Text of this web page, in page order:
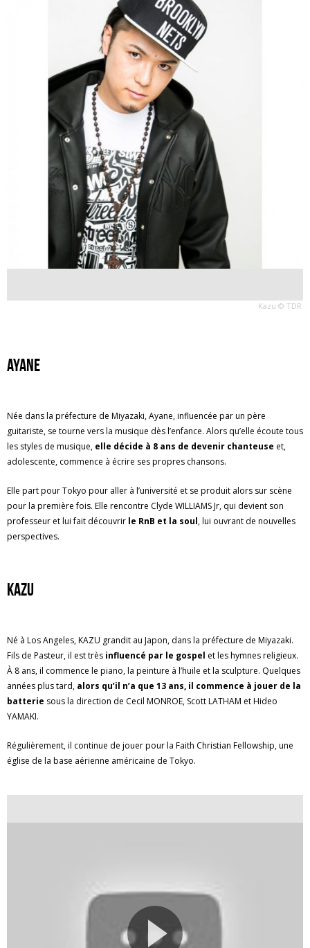
Kazu © TDR
Ayane
Née dans la préfecture de Miyazaki, Ayane, influencée par un père
guitariste, se tourne vers la musique dès l’enfance. Alors qu’elle écoute tous
les styles de musique, elle décide à 8 ans de devenir chanteuse et,
adolescente, commence à écrire ses propres chansons.
Elle part pour Tokyo pour aller à l’université et se produit alors sur scène
pour la première fois. Elle rencontre Clyde WILLIAMS Jr, qui devient son
professeur et lui fait découvrir le RnB et la soul, lui ouvrant de nouvelles
perspectives.
KAZU
Né à Los Angeles, KAZU grandit au Japon, dans la préfecture de Miyazaki.
Fils de Pasteur, il est très influencé par le gospel et les hymnes religieux.
À 8 ans, il commence le piano, la peinture à l’huile et la sculpture. Quelques
années plus tard, alors qu’il n’a que 13 ans, il commence à jouer de la
batterie sous la direction de Cecil MONROE, Scott LATHAM et Hideo
YAMAKI.
Régulièrement, il continue de jouer pour la Faith Christian Fellowship, une
église de la base aérienne américaine de Tokyo.